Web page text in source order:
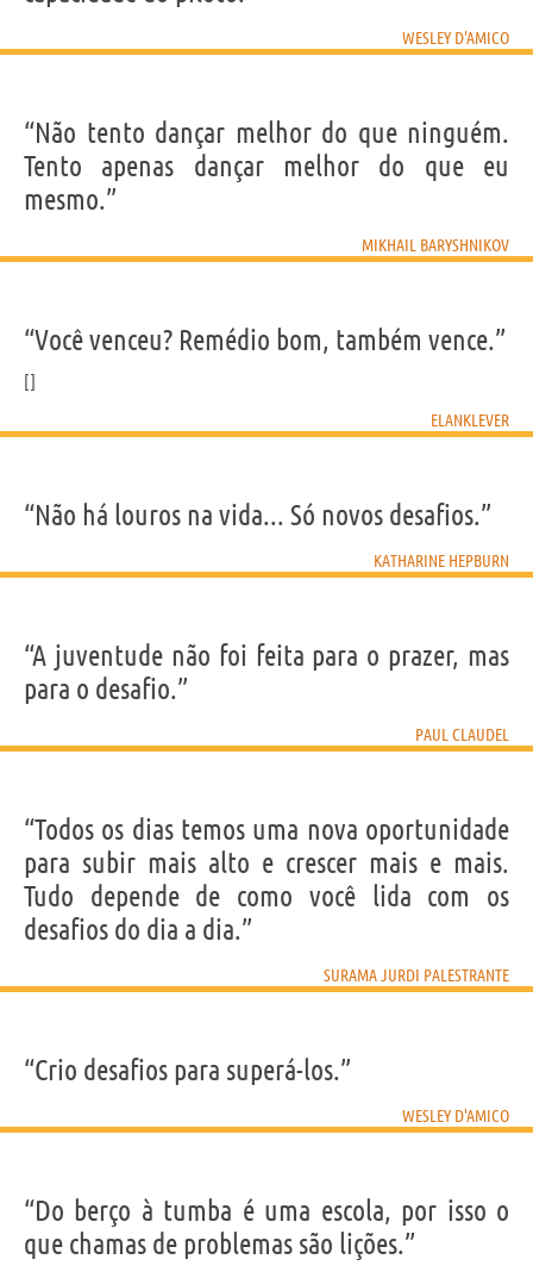
WESLEY D'AMICO
“Não tento dançar melhor do que ninguém.
Tento apenas dançar melhor do que eu
mesmo.”
MIKHAIL BARYSHNIKOV
“Você venceu? Remédio bom, também vence.”
ELANKLEVER
“Não há louros na vida... Só novos desafios.”
KATHARINE HEPBURN
“A juventude não foi feita para o prazer, mas
para o desafio.”
PAUL CLAUDEL
“Todos os dias temos uma nova oportunidade
para subir mais alto e crescer mais e mais.
Tudo depende de como você lida com os
desafios do dia a dia.”
SURAMA JURDI PALESTRANTE
“Crio desafios para superá-los.”
WESLEY D'AMICO
“Do berço à tumba é uma escola, por isso o
que chamas de problemas são lições.”